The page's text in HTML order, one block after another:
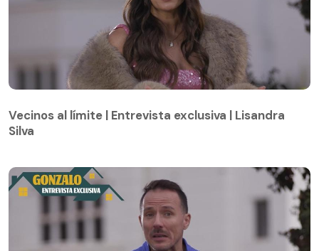
Silva
Vecinos al límite | Entrevista exclusiva | Lisandra
Silva